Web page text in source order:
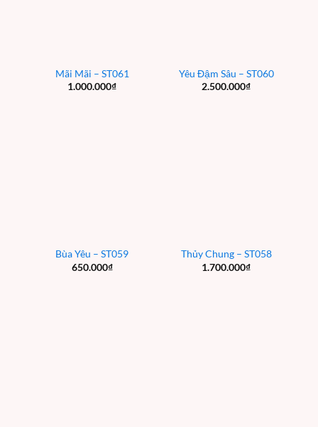
Mãi Mãi – ST061
1.000.000₫
Yêu Đậm Sâu – ST060
2.500.000₫
Bùa Yêu – ST059
650.000₫
Thủy Chung – ST058
1.700.000₫